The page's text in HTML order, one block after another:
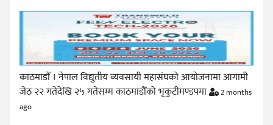
काठमाडौँ । नेपाल विद्युतीय व्यवसायी महासंघको आयोजनामा आगामी
जेठ २२ गतेदेखि २५ गतेसम्म काठमाडौँको भृकुटीमण्डपमा
2 months
ago